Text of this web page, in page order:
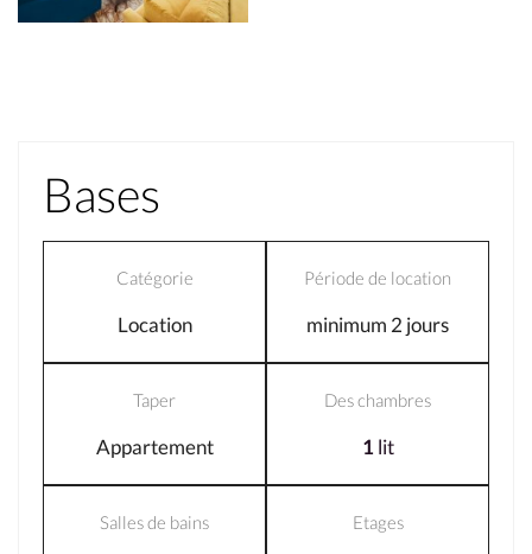
Bases
Catégorie
Location
Période de location
minimum 2 jours
Taper
Appartement
Des chambres
1 lit
Salles de bains Etages